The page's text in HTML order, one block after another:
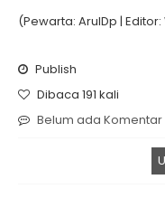
(Pewarta: ArulDp |
Publish
Dibaca 191 kali
Belum ada Komentar